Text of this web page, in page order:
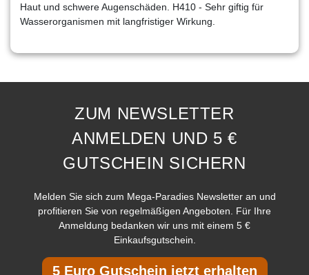
Haut und schwere Augenschäden. H410 - Sehr giftig für
Wasserorganismen mit langfristiger Wirkung.
ZUM NEWSLETTER
ANMELDEN UND 5 €
GUTSCHEIN SICHERN
Melden Sie sich zum Mega-Paradies Newsletter an und
profitieren Sie von regelmäßigen Angeboten. Für Ihre
Anmeldung bedanken wir uns mit einem 5 €
Einkaufsgutschein.
5 Euro Gutschein jetzt erhalten